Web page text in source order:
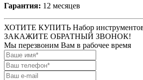
Гарантия: 12 месяцев
ХОТИТЕ КУПИТЬ Набор
ЗАКАЖИТЕ ОБРАТНЫЙ ЗВОНОК!
Мы перезвоним Вам в рабочее время